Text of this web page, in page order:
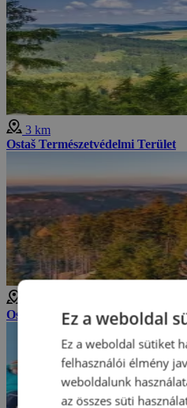
3 km
Ostaš Természetvédelmi Terület
Ostaš sziklavárosEz a weboldal
Ez a weboldal sütiket
felhasználói élmény
weboldalunk
az összes süti